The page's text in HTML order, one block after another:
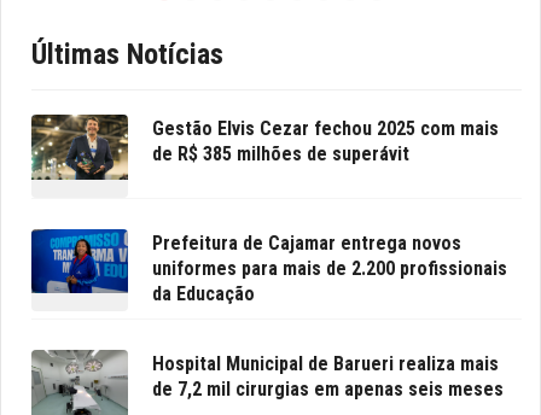
Últimas Notícias
Gestão Elvis Cezar fechou 2025 com mais
de R$ 385 milhões de superávit
Prefeitura de Cajamar entrega novos
uniformes para mais de 2.200 profissionais
da Educação
Hospital Municipal de Barueri realiza mais
de 7,2 mil cirurgias em apenas seis meses